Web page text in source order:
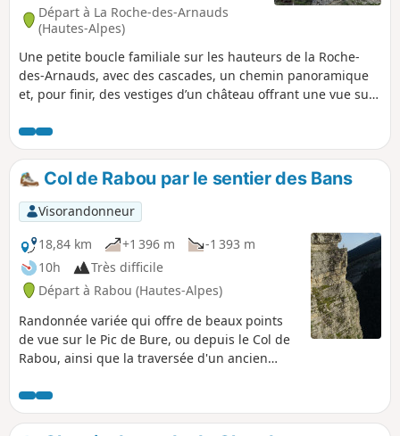
Départ à La Roche-des-Arnauds
(Hautes-Alpes)
Une petite boucle familiale sur les hauteurs de la Roche-
des-Arnauds, avec des cascades, un chemin panoramique
et, pour finir, des vestiges d’un château offrant une vue sur
Col de Rabou par le sentier des Bans
Visorandonneur
18,84 km
+1 396 m
-1 393 m
10h
Très difficile
Départ à Rabou (Hautes-Alpes)
Randonnée variée qui offre de beaux points
de vue sur le Pic de Bure, ou depuis le Col de
Rabou, ainsi que la traversée d'un ancien
oublier le spectaculaire sentier des Bans où
l'on aura l'occasion de passer à deux reprises.